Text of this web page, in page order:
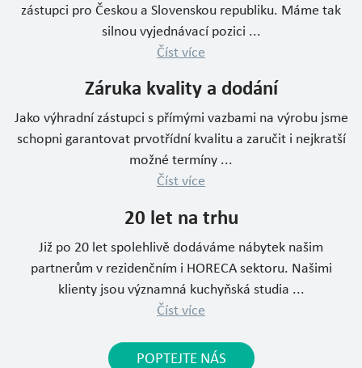
zástupci pro Českou a Slovenskou republiku. Máme tak
silnou vyjednávací pozici ...
Číst více
Záruka kvality a dodání
Jako výhradní zástupci s přímými vazbami na výrobu jsme
schopni garantovat prvotřídní kvalitu a zaručit i nejkratší
možné termíny ...
Číst více
20 let na trhu
Již po 20 let spolehlivě dodáváme nábytek našim
partnerům v rezidenčním i HORECA sektoru. Našimi
klienty jsou významná kuchyňská studia ...
Číst více
POPTEJTE NÁS